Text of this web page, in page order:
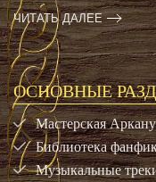
ЧИТАТЬ ДАЛЕЕ
ОСНОВНЫЕ
Мастерская
Библиотека
Музыкальные